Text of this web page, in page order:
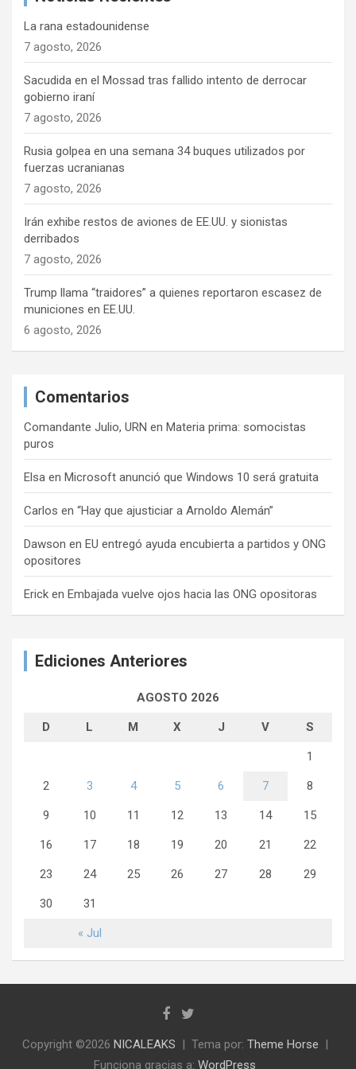
La rana estadounidense
7 agosto, 2026
Sacudida en el Mossad tras fallido intento de derrocar
gobierno iraní
7 agosto, 2026
Rusia golpea en una semana 34 buques utilizados por
fuerzas ucranianas
7 agosto, 2026
Irán exhibe restos de aviones de EE.UU. y sionistas
derribados
7 agosto, 2026
Trump llama “traidores” a quienes reportaron escasez de
municiones en EE.UU.
6 agosto, 2026
Comentarios
Comandante Julio, URN en Materia prima: somocistas
puros
Elsa en Microsoft anunció que Windows 10 será gratuita
Carlos en “Hay que ajusticiar a Arnoldo Alemán”
Dawson en EU entregó ayuda encubierta a partidos y ONG
opositores
Erick en Embajada vuelve ojos hacia las ONG opositoras
Ediciones Anteriores
AGOSTO 2026
D L M X J V S
« Jul
1
2 3 4 5 6 7 8
9 10 11 12 13 14 15
16 17 18 19 20 21 22
23 24 25 26 27 28 29
30 31
Copyright ©2026 NICALEAKS Tema por: Theme Horse
Funciona gracias a: WordPress